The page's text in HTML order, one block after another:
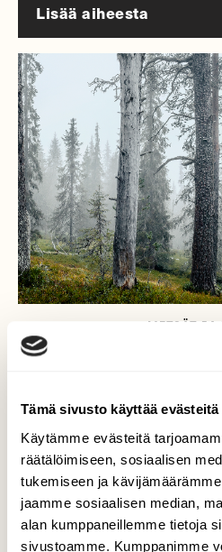
Tämä sivusto käyttää evästeitä
Käytämme evästeitä
räätälöimiseen, sosiaalisen
tukemiseen ja
jaamme sosiaalisen median,
alan kumppaneillemme tietoja
sivustoamme. Kumppanimme
Lisää aiheesta
METSÄT JA
Ikihongan